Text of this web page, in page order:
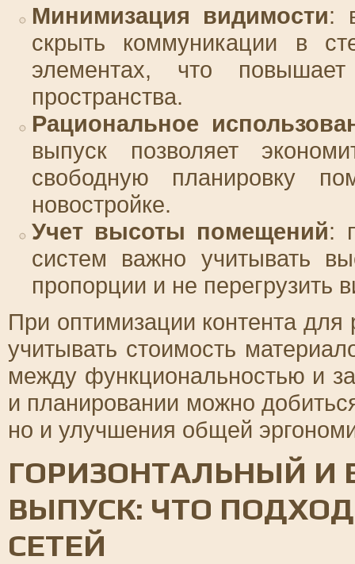
Минимизация видимости:
скрыть коммуникации в
элементах, что повышает
пространства.
Рациональное
выпуск позволяет
свободную планировку
новостройке.
Учет высоты помещений:
систем важно учитывать
пропорции и не перегрузить
При оптимизации контента
учитывать стоимость
между функциональностью и
и планировании можно
но и улучшения общей
ГОРИЗОНТАЛЬНЫЙ И
ВЫПУСК: ЧТО
СЕТЕЙ